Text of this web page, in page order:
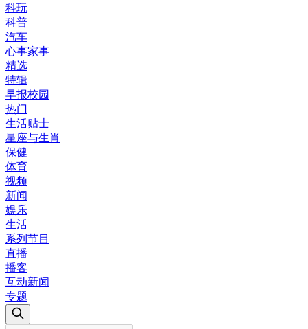
科玩
科普
汽车
心事家事
精选
特辑
早报校园
热门
生活贴士
星座与生肖
保健
体育
视频
新闻
娱乐
生活
系列节目
直播
播客
互动新闻
专题